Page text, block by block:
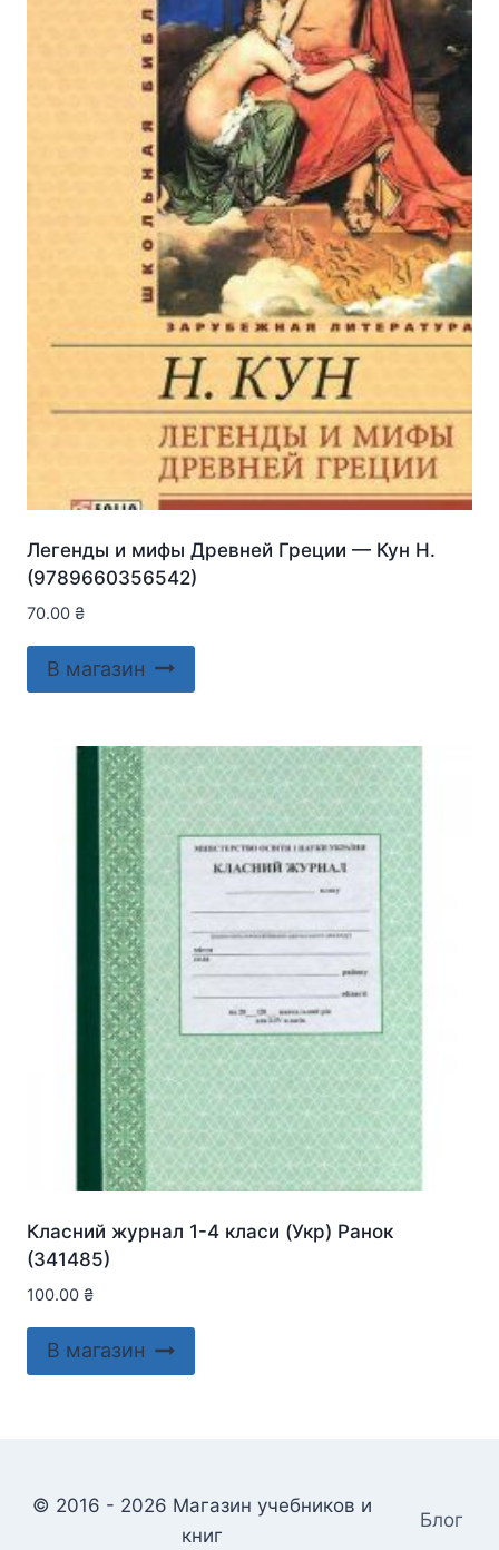
Легенды и мифы Древней Греции — Кун Н.
(9789660356542)
70.00 ₴
В магазин
Класний журнал 1-4 класи (Укр) Ранок
(341485)
100.00 ₴
В магазин
© 2016 - 2026 Магазин учебников и
книг
Блог